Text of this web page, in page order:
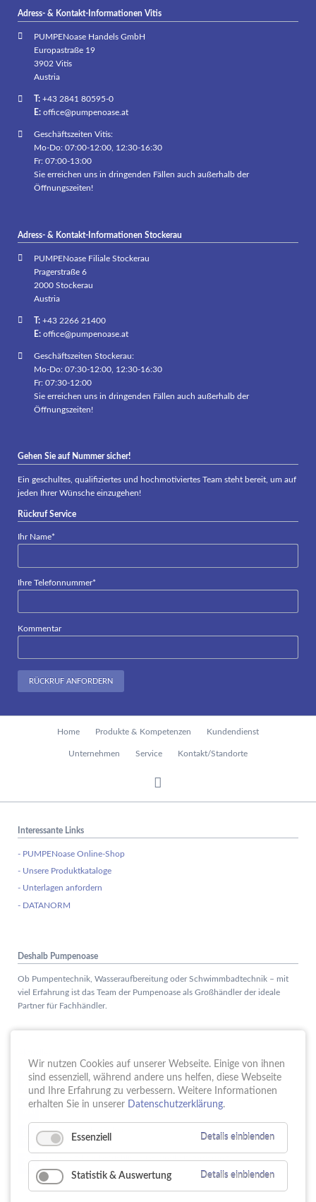
Adress- & Kontakt-Informationen Vitis
PUMPENoase Handels GmbH
Europastraße 19
3902 Vitis
Austria
T:+43 2841 80595-0
E: office@pumpenoase.at
Geschäftszeiten Vitis:
Mo-Do: 07:00-12:00, 12:30-16:30
Fr: 07:00-13:00
Sie erreichen uns in dringenden Fällen auch außerhalb der
Öffnungszeiten!
Adress- & Kontakt-Informationen Stockerau
PUMPENoase Filiale Stockerau
Pragerstraße 6
2000 Stockerau
Austria
T:+43 2266 21400
E: office@pumpenoase.at
Geschäftszeiten Stockerau:
Mo-Do: 07:30-12:00, 12:30-16:30
Fr: 07:30-12:00
Sie erreichen uns in dringenden Fällen auch außerhalb der
Öffnungszeiten!
Gehen Sie auf Nummer sicher!
Ein geschultes, qualifiziertes und hochmotiviertes Team steht bereit, um auf
jeden Ihrer Wünsche einzugehen!
Rückruf Service
Pflichtfeld
Ihr Name*
Pflichtfeld
Ihre Telefonnummer*
Kommentar
RÜCKRUF ANFORDERN
Home Produkte & Kompetenzen Kundendienst
Unternehmen Service Kontakt/Standorte
Interessante Links
- PUMPENoase Online-Shop
- Unsere Produktkataloge
- Unterlagen anfordern
- DATANORM
Deshalb Pumpenoase
Ob Pumpentechnik, Wasseraufbereitung oder Schwimmbadtechnik – mit
viel Erfahrung ist das Team der Pumpenoase als Großhändler der ideale
Partner für Fachhändler.
15. Schule trifft Wirtschaft bei der PUMPENoase!
18. Vortrag IT-Sicherheit
16 Jahre PUMPENoase
23.
Wir nutzen Cookies auf unserer Webseite. Einige von ihnen
sind essenziell, während andere uns helfen, diese Webseite
und Ihre Erfahrung zu verbessern. Weitere Informationen
erhalten Sie in unserer Datenschutzerklärung.
Essenziell Details einblenden
Statistik & Auswertung Details einblenden